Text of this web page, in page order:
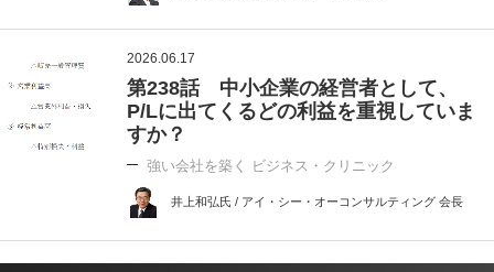
2026.06.17
第238話 中小企業の経営者として、
P/Lに出てくるどの利益を重視していま
すか？
強い会社を築く ビジネス・クリニック
井上和弘氏 / アイ・シー・オーコンサルティング 会長